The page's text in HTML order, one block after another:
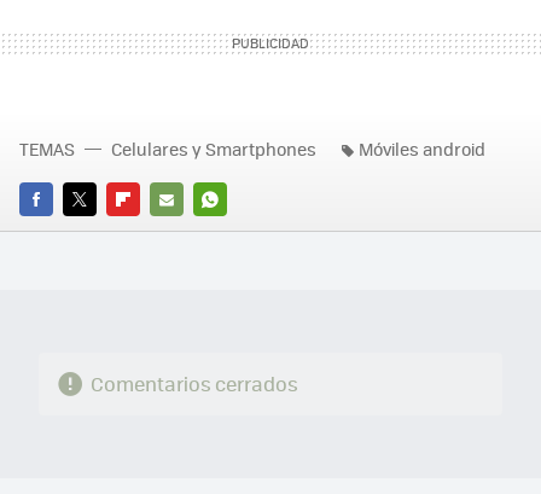
FACEBOOK
TWITTERFLIPBOARD
E-
WHATSAPP
TEMAS Celulares y Smartphones Móviles android
Comentarios cerrados